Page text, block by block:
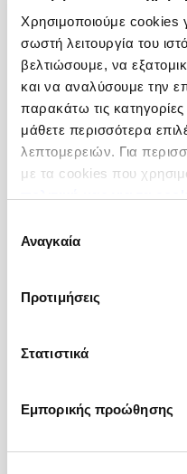
Χρησιμοποιούμε cookies
σωστή λειτουργία του
βελτιώσουμε, να
και να αναλύσουμε την
παρακάτω τις
μάθετε περισσότερα
λεπτομερειών. Για
με τα cookies που
συγκατάθεσης
Αναγκαία
Προτιμήσεις
Στατιστικά
Εμπορικής προώθησης
Κόλιανδρο
Ολόκληρο
Προέλευση :